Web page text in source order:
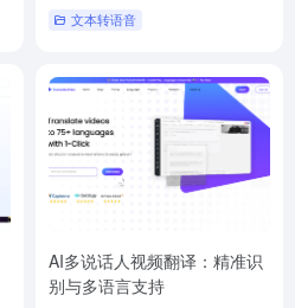
文本转语音
AI多说话人视频翻译：精准识
别与多语言支持